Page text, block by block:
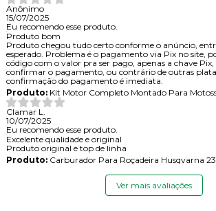
Anônimo
15/07/2025
Eu recomendo esse produto.
Produto bom
Produto chegou tudo certo conforme o anúncio,
esperado. Problema é o pagamento via Pix no site,
código com o valor pra ser pago, apenas a chave
confirmar o pagamento, ou contrário de outras
confirmação do pagamento é imediata.
Produto:Kit Motor Completo Montado Para
Clamar L.
10/07/2025
Eu recomendo esse produto.
Excelente qualidade e original
Produto original e top de linha
Produto:Carburador Para Roçadeira Husqvarna
Ver mais avaliações